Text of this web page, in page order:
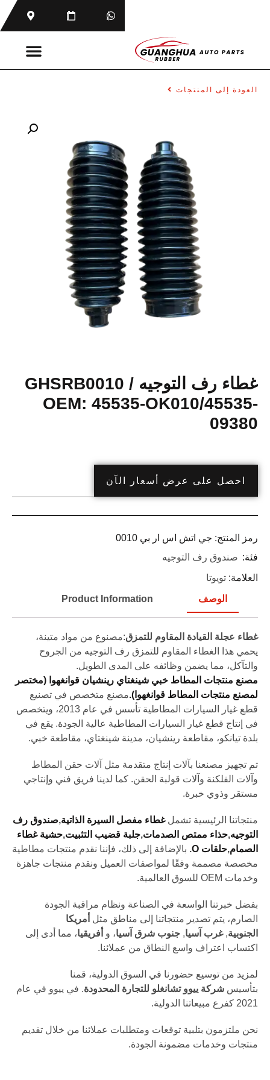
العودة إلى المنتجات
غطاء رف التوجيه GHSRB0010 /
OEM: 45535-OK010/45535-
09380
احصل على عرض أسعار الآن
رمز المنتج: جي اتش اس ار بي 0010
فئة: صندوق رف التوجيه
العلامة: تويوتا
الوصف Product Information
غطاء عجلة القيادة المقاوم للتمزق:مصنوع من مواد متينة،
يحمي هذا الغطاء المقاوم للتمزق رف التوجيه من الجروح
والتآكل، مما يضمن وظائفه على المدى الطويل.
مصنع منتجات المطاط خبي شينغتاي رينشيان قوانغهوا (مختصر
لمصنع منتجات المطاط قوانغهوا).مصنع متخصص في تصنيع
قطع غيار السيارات المطاطية تأسس في عام 2013، ويتخصص
في إنتاج قطع غيار السيارات المطاطية عالية الجودة. يقع في
بلدة تيانكو، مقاطعة رينشيان، مدينة شينغتاي، مقاطعة خبي.
تم تجهيز مصنعنا بآلات إنتاج متقدمة مثل آلات حقن المطاط
وآلات الفلكنة وآلات قولبة الحقن. كما لدينا فريق فني وإنتاجي
مستقر وذوي خبرة.
منتجاتنا الرئيسية تشملغطاء مفصل السيرة الذاتية,صندوق رف
التوجيه,حذاء ممتص الصدمات,جلبة قضيب التثبيت,حشية غطاء
الصمام,حلقات O . بالإضافة إلى ذلك، فإننا نقدم منتجات مطاطية
مخصصة مصممة وفقًا لمواصفات العميل ونقدم منتجات جاهزة
وخدمات OEM للسوق العالمية.
بفضل خبرتنا الواسعة في الصناعة ونظام مراقبة الجودة
الصارم، يتم تصدير منتجاتنا إلى مناطق مثل أمريكا
الجنوبية,غرب آسيا, جنوب شرق آسيا، و أفريقيا، مما أدى إلى
اكتساب اعتراف واسع النطاق من عملائنا.
لمزيد من توسيع حضورنا في السوق الدولية، قمنا
بتأسيس شركة ييوو تشانغلو للتجارة المحدودة. في ييوو في عام
2021 كفرع مبيعاتنا الدولية.
نحن ملتزمون بتلبية توقعات ومتطلبات عملائنا من خلال تقديم
منتجات وخدمات مضمونة الجودة.